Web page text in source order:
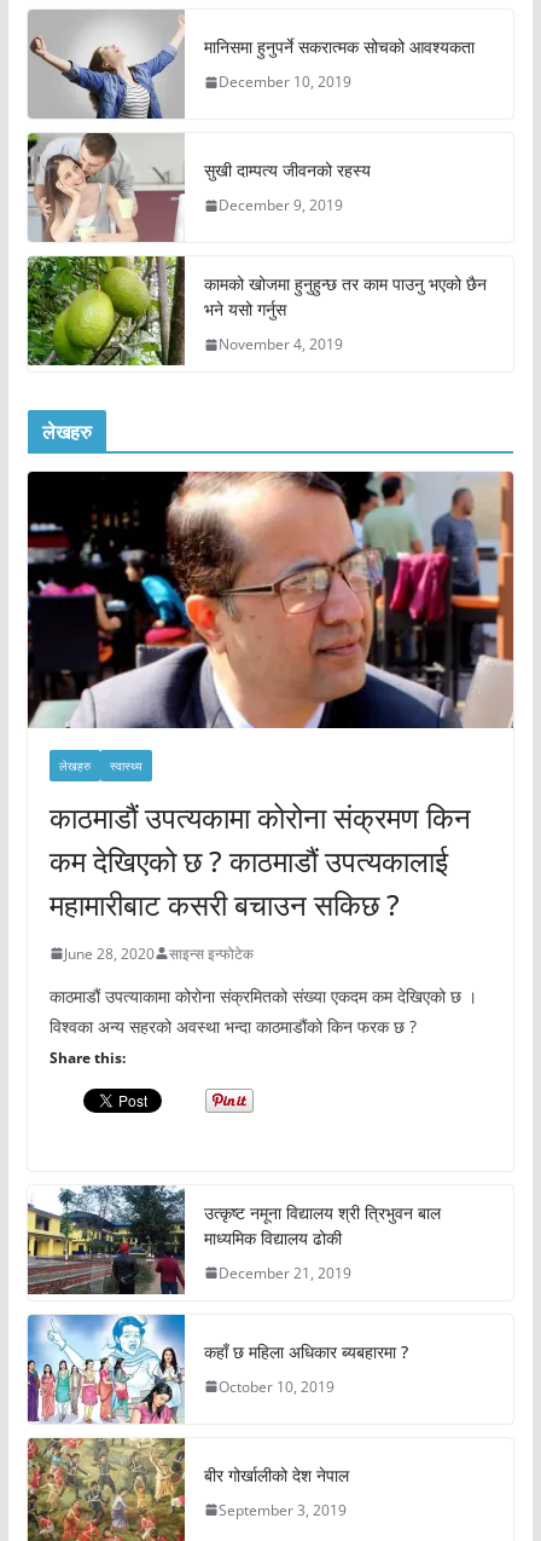
मानिसमा हुनुपर्ने सकरात्मक सोचको आवश्यकता
December 10, 2019
सुखी दाम्पत्य जीवनको रहस्य
December 9, 2019
कामको खोजमा हुनुहुन्छ तर काम पाउनु भएको छैन
भने यसो गर्नुस
November 4, 2019
लेखहरु
लेखहरु स्वास्थ्य
काठमाडौं उपत्यकामा कोरोना संक्रमण किन
कम देखिएको छ ? काठमाडौं उपत्यकालाई
महामारीबाट कसरी बचाउन सकिछ ?
June 28, 2020 साइन्स इन्फोटेक
काठमाडौं उपत्याकामा कोरोना संक्रमितको संख्या एकदम कम देखिएको छ ।
विश्वका अन्य सहरको अवस्था भन्दा काठमाडौंको किन फरक छ ?
Share this:
उत्कृष्ट नमूना विद्यालय श्री त्रिभुवन बाल
माध्यमिक विद्यालय ढोकी
December 21, 2019
कहाँ छ महिला अधिकार ब्यबहारमा ?
October 10, 2019
बीर गोर्खालीको देश नेपाल
September 3, 2019